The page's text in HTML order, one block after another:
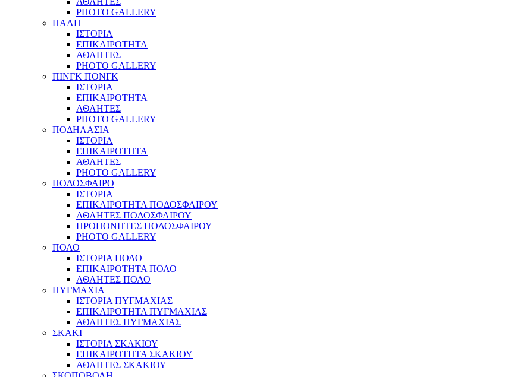
PHOTO GALLERY
ΠΑΛΗ
ΙΣΤΟΡΙΑ
ΕΠΙΚΑΙΡΟΤΗΤΑ
ΑΘΛΗΤΕΣ
PHOTO GALLERY
ΠΙΝΓΚ ΠΟΝΓΚ
ΙΣΤΟΡΙΑ
ΕΠΙΚΑΙΡΟΤΗΤΑ
ΑΘΛΗΤΕΣ
PHOTO GALLERY
ΠΟΔΗΛΑΣΙΑ
ΙΣΤΟΡΙΑ
ΕΠΙΚΑΙΡΟΤΗΤΑ
ΑΘΛΗΤΕΣ
PHOTO GALLERY
ΠΟΔΟΣΦΑΙΡΟ
ΙΣΤΟΡΙΑ
ΕΠΙΚΑΙΡΟΤΗΤΑ ΠΟΔΟΣΦΑΙΡΟΥ
ΑΘΛΗΤΕΣ ΠΟΔΟΣΦΑΙΡΟΥ
ΠΡΟΠΟΝΗΤΕΣ ΠΟΔΟΣΦΑΙΡΟΥ
PHOTO GALLERY
ΠΟΛΟ
ΙΣΤΟΡΙΑ ΠΟΛΟ
ΕΠΙΚΑΙΡΟΤΗΤΑ ΠΟΛΟ
ΑΘΛΗΤΕΣ ΠΟΛΟ
ΠΥΓΜΑΧΙΑ
ΙΣΤΟΡΙΑ ΠΥΓΜΑΧΙΑΣ
ΕΠΙΚΑΙΡΟΤΗΤΑ ΠΥΓΜΑΧΙΑΣ
ΑΘΛΗΤΕΣ ΠΥΓΜΑΧΙΑΣ
ΣΚΑΚΙ
ΙΣΤΟΡΙΑ ΣΚΑΚΙΟΥ
ΕΠΙΚΑΙΡΟΤΗΤΑ ΣΚΑΚΙΟΥ
ΑΘΛΗΤΕΣ ΣΚΑΚΙΟΥ